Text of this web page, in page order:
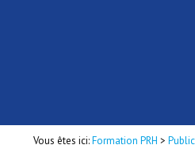
Vous êtes ici:Formation PRH >